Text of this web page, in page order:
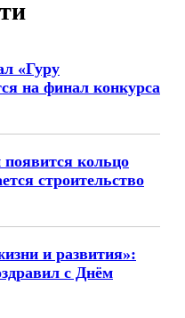
«Гуру
на финал конкурса
кольцо
строительство
и развития»:
с Днём